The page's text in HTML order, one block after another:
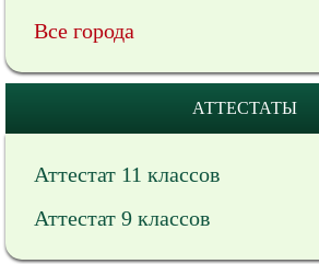
Все города
АТТЕСТАТЫ
Аттестат 11 классов
Аттестат 9 классов